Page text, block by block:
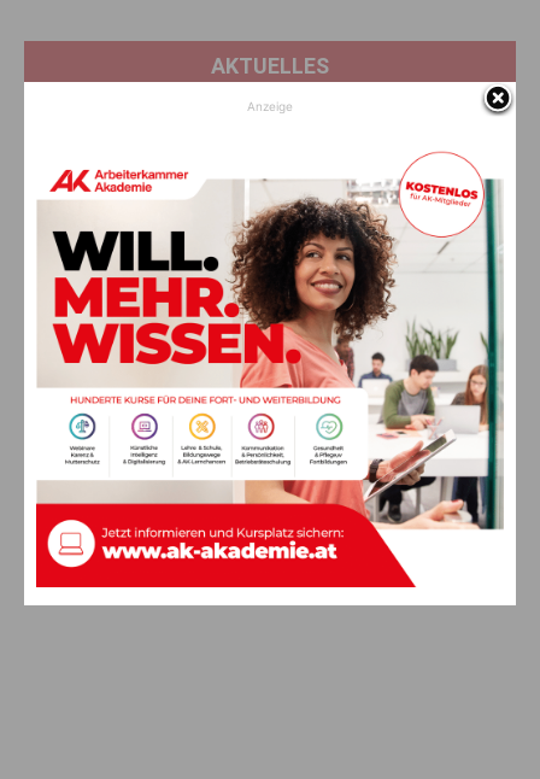
AKTUELLES
Albtraum: Pensionist (71) verliert
sechsstelligen Betrag
10. August 2026
Alkotest positiv: 36-Jährige kommt in
Nötsch von Straße ab – verletzt ins
Krankenhaus
Aktuell 10. August 2026
Ein langes Leben ging zu Ende: Anna
Stulier im 106. Lebensjahr verstorben
Aktuell 8. August 2026
Anzeige
Anzeige